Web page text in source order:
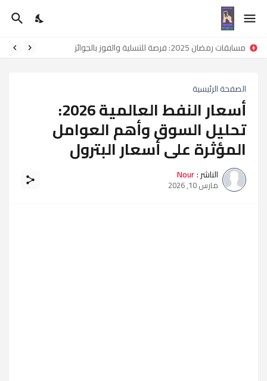
مسابقات رمضان 2025: فرصة للتسلية والفوز بالجوائز
الصفحة الرئيسية
أسعار النفط العالمية 2026:
تحليل السوق وأهم العوامل
المؤثرة على أسعار البترول
الناشر :Nour
مارس 10, 2026